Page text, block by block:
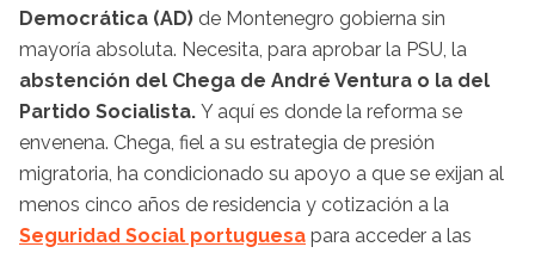
Democrática (AD) de Montenegro gobierna sin
mayoría absoluta. Necesita, para aprobar la PSU, la
abstención del Chega de André Ventura o la del
Partido Socialista. Y aquí es donde la reforma se
envenena. Chega, fiel a su estrategia de presión
migratoria, ha condicionado su apoyo a que se exijan al
menos cinco años de residencia y cotización a la
Seguridad Social portuguesa para acceder a las